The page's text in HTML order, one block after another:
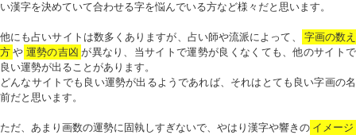
い漢字を決めていて合わせる字を悩んでいる方など様々だと思います。
他にも占いサイトは数多くありますが、占い師や流派によって、
字画の数え
方 や 運勢の吉凶 が異なり、当サイトで運勢が良くなくても、他のサイトで
良い運勢が出ることがあります。
どんなサイトでも良い運勢が出るようであれば、それはとても良い字画の名
前だと思います。
ただ、あまり画数の運勢に固執しすぎないで、やはり漢字や響きの イメージ